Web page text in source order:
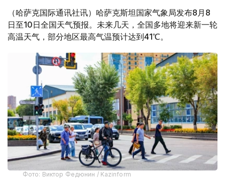
（哈萨克国际通讯社讯）哈萨克斯坦国家气象局发布8月8
日至10日全国天气预报。未来几天，全国多地将迎来新一轮
高温天气，部分地区最高气温预计达到41℃。
Фото: Виктор Федюнин / Kazinform